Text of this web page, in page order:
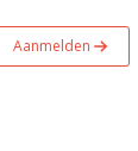
Aanmelden